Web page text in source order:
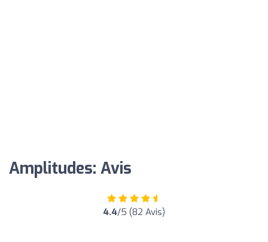
Amplitudes: Avis
4.4/5 (82 Avis)